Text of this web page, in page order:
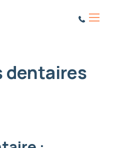
Menu
dentaires